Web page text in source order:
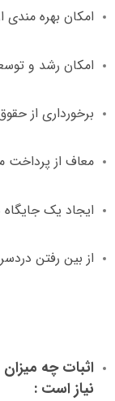
امکان بهره مندی
امکان رشد و
برخورداری از
معاف از پرداخت
ایجاد یک جایگاه
از بین رفتن
اثبات چه
نیاز است :